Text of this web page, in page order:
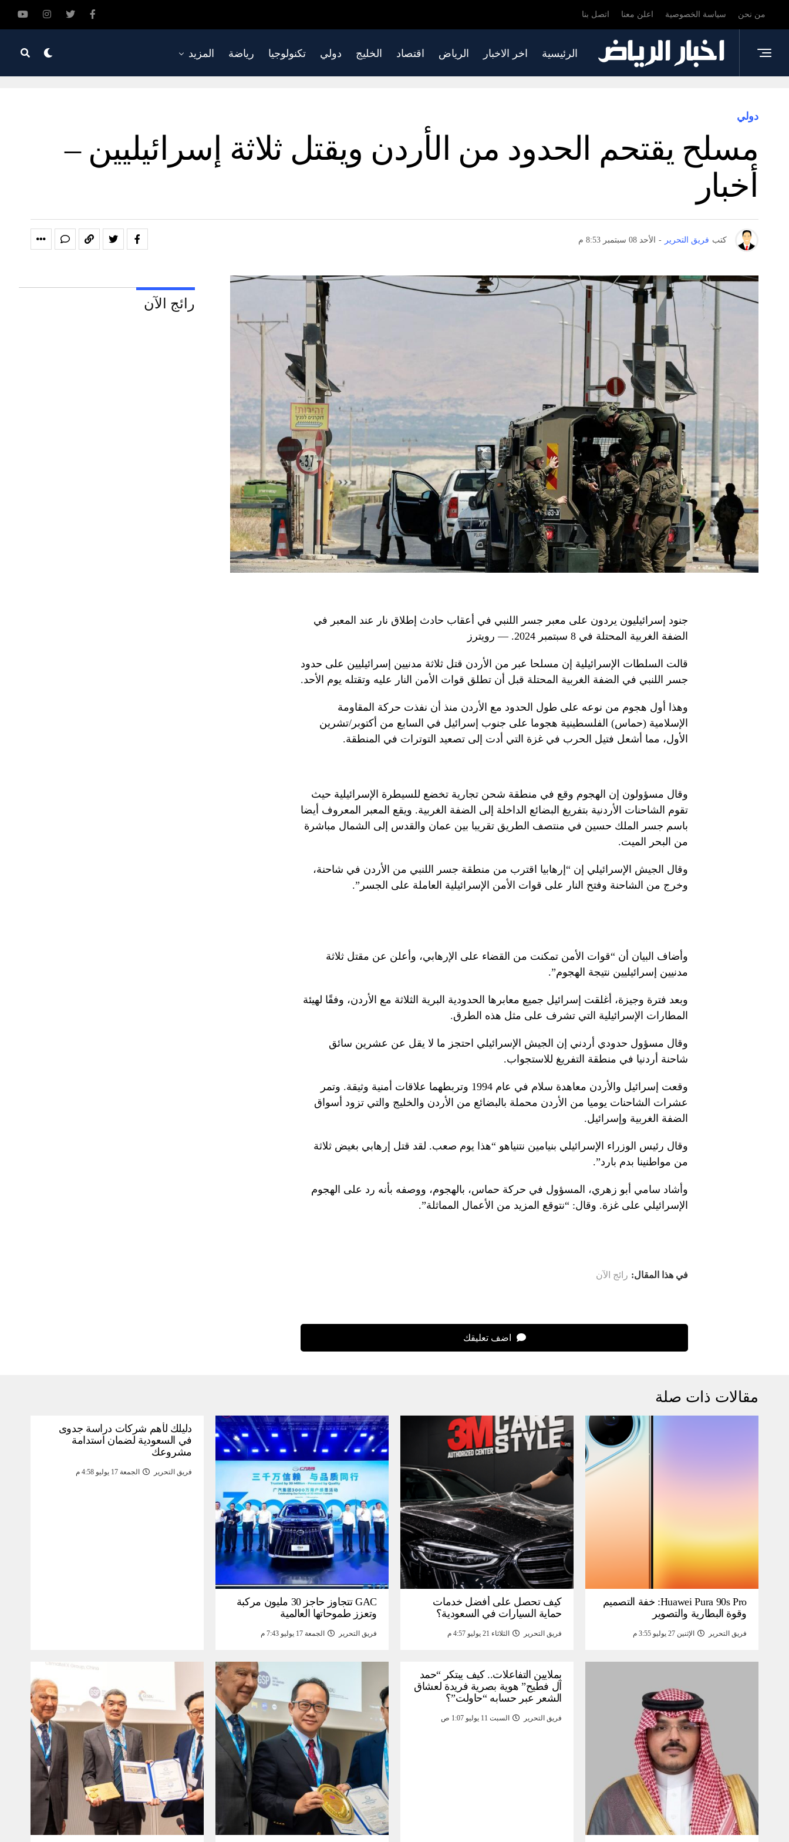
من نحن سياسة الخصوصية اعلن معنا اتصل بنا
الرئيسية اخر الاخبار الرياض اقتصاد الخليج دولي تكنولوجيا رياضة المزيد
دولي
مسلح يقتحم الحدود من الأردن ويقتل ثلاثة إسرائيليين –
أخبار
كتب فريق التحرير - الأحد 08 سبتمبر 8:53 م
جنود إسرائيليون يردون على معبر جسر اللنبي في أعقاب حادث إطلاق نار عند المعبر في
الضفة الغربية المحتلة في 8 سبتمبر 2024. — رويترز
قالت السلطات الإسرائيلية إن مسلحا عبر من الأردن قتل ثلاثة مدنيين إسرائيليين على حدود
جسر اللنبي في الضفة الغربية المحتلة قبل أن تطلق قوات الأمن النار عليه وتقتله يوم الأحد.
وهذا أول هجوم من نوعه على طول الحدود مع الأردن منذ أن نفذت حركة المقاومة
الإسلامية (حماس) الفلسطينية هجوما على جنوب إسرائيل في السابع من أكتوبر/تشرين
الأول، مما أشعل فتيل الحرب في غزة التي أدت إلى تصعيد التوترات في المنطقة.
وقال مسؤولون إن الهجوم وقع في منطقة شحن تجارية تخضع للسيطرة الإسرائيلية حيث
تقوم الشاحنات الأردنية بتفريغ البضائع الداخلة إلى الضفة الغربية. ويقع المعبر المعروف أيضا
باسم جسر الملك حسين في منتصف الطريق تقريبا بين عمان والقدس إلى الشمال مباشرة
من البحر الميت.
وقال الجيش الإسرائيلي إن “إرهابيا اقترب من منطقة جسر اللنبي من الأردن في شاحنة،
وخرج من الشاحنة وفتح النار على قوات الأمن الإسرائيلية العاملة على الجسر”.
وأضاف البيان أن “قوات الأمن تمكنت من القضاء على الإرهابي، وأعلن عن مقتل ثلاثة
مدنيين إسرائيليين نتيجة الهجوم”.
وبعد فترة وجيزة، أغلقت إسرائيل جميع معابرها الحدودية البرية الثلاثة مع الأردن، وفقًا لهيئة
المطارات الإسرائيلية التي تشرف على مثل هذه الطرق.
وقال مسؤول حدودي أردني إن الجيش الإسرائيلي احتجز ما لا يقل عن عشرين سائق
شاحنة أردنيا في منطقة التفريغ للاستجواب.
وقعت إسرائيل والأردن معاهدة سلام في عام 1994 وتربطهما علاقات أمنية وثيقة. وتمر
عشرات الشاحنات يوميا من الأردن محملة بالبضائع من الأردن والخليج والتي تزود أسواق
الضفة الغربية وإسرائيل.
وقال رئيس الوزراء الإسرائيلي بنيامين نتنياهو “هذا يوم صعب. لقد قتل إرهابي بغيض ثلاثة
من مواطنينا بدم بارد”.
وأشاد سامي أبو زهري، المسؤول في حركة حماس، بالهجوم، ووصفه بأنه رد على الهجوم
الإسرائيلي على غزة. وقال: “نتوقع المزيد من الأعمال المماثلة”.
في هذا المقال: رائج الآن
اضف تعليقك
رائج الآن
مقالات ذات صلة
Huawei Pura 90s Pro: خفة التصميم
وقوة البطارية والتصوير
فريق التحرير الإثنين 27 يوليو 3:55 م
كيف تحصل على أفضل خدمات
حماية السيارات في السعودية؟
فريق التحرير الثلاثاء 21 يوليو 4:57 م
GAC تتجاوز حاجز 30 مليون مركبة
وتعزز طموحاتها العالمية
فريق التحرير الجمعة 17 يوليو 7:43 م
دليلك لأهم شركات دراسة جدوى
في السعودية لضمان استدامة
مشروعك
فريق التحرير الجمعة 17 يوليو 4:58 م
بملايين التفاعلات.. كيف يبتكر “حمد
آل فطيح” هوية بصرية فريدة لعشاق
الشعر عبر حسابه “حاولت”؟
فريق التحرير السبت 11 يوليو 1:07 ص